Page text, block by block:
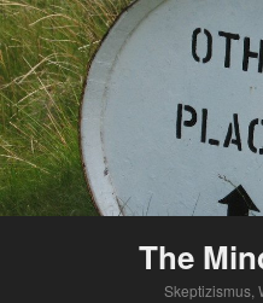
The
Skeptizismus,